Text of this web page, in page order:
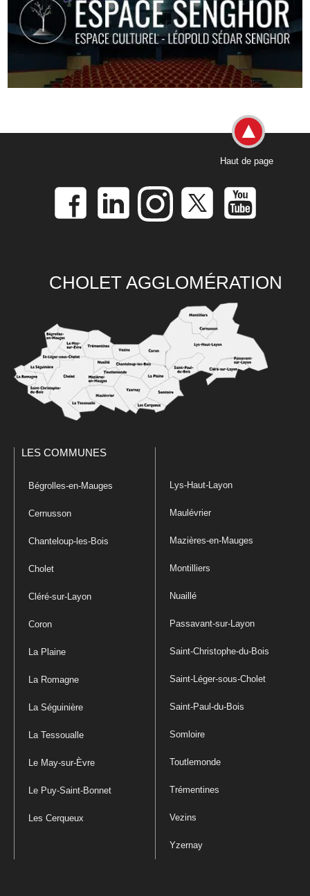
Haut de page
CHOLET AGGLOMÉRATION
LES COMMUNES
Bégrolles-en-Mauges
Cernusson
Chanteloup-les-Bois
Cholet
Cléré-sur-Layon
Coron
La Plaine
La Romagne
La Séguinière
La Tessoualle
Le May-sur-Èvre
Le Puy-Saint-Bonnet
Les Cerqueux
Lys-Haut-Layon
Maulévrier
Mazières-en-Mauges
Montilliers
Nuaillé
Passavant-sur-Layon
Saint-Christophe-du-Bois
Saint-Léger-sous-Cholet
Saint-Paul-du-Bois
Somloire
Toutlemonde
Trémentines
Vezins
Yzernay